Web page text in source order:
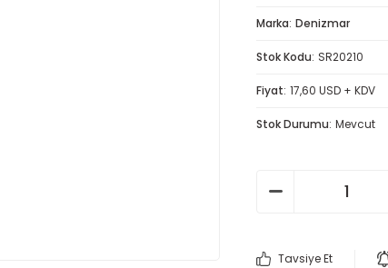
Marka Denizmar
Stok Kodu SR20210
Fiyat 17,60 USD + KDV
Stok Durumu Mevcut
Tavsiye Et